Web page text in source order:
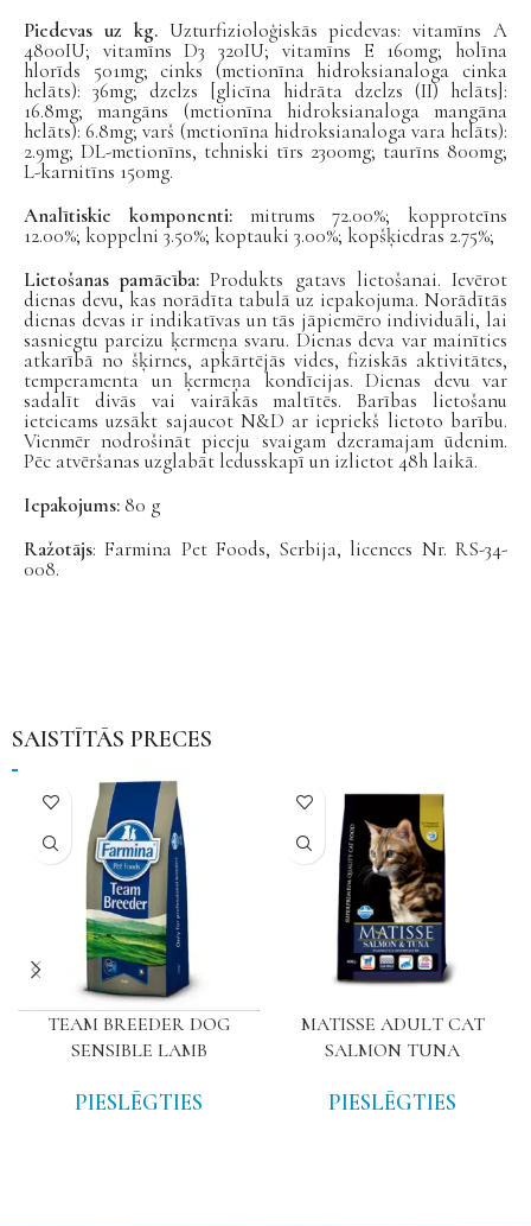
Piedevas uz kg. Uzturfizioloģiskās piedevas: vitamīns A
4800IU; vitamīns D3 320IU; vitamīns E 160mg; holīna
hlorīds 501mg; cinks (metionīna hidroksianaloga cinka
helāts): 36mg; dzelzs [glicīna hidrāta dzelzs (II) helāts]:
16.8mg; mangāns (metionīna hidroksianaloga mangāna
helāts): 6.8mg; varš (metionīna hidroksianaloga vara helāts):
2.9mg; DL-metionīns, tehniski tīrs 2300mg; taurīns 800mg;
L-karnitīns 150mg.
Analītiskie komponenti: mitrums 72.00%; kopproteīns
12.00%; koppelni 3.50%; koptauki 3.00%; kopšķiedras 2.75%;
Lietošanas pamācība:Produkts gatavs lietošanai. Ievērot
dienas devu, kas norādīta tabulā uz iepakojuma. Norādītās
dienas devas ir indikatīvas un tās jāpiemēro individuāli, lai
sasniegtu pareizu ķermeņa svaru. Dienas deva var mainīties
atkarībā no šķirnes, apkārtējās vides, fiziskās aktivitātes,
temperamenta un ķermeņa kondīcijas. Dienas devu var
sadalīt divās vai vairākās maltītēs. Barības lietošanu
ieteicams uzsākt sajaucot N&D ar iepriekš lietoto barību.
Vienmēr nodrošināt pieeju svaigam dzeramajam ūdenim.
Pēc atvēršanas uzglabāt ledusskapī un izlietot 48h laikā.
Iepakojums: 80 g
Ražotājs: Farmina Pet Foods, Serbija, licences Nr. RS-34-
008.
SAISTĪTĀS PRECES
TEAM BREEDER DOG
SENSIBLE LAMB
PIESLĒGTIES
MATISSE ADULT CAT
SALMON TUNA
PIESLĒGTIES